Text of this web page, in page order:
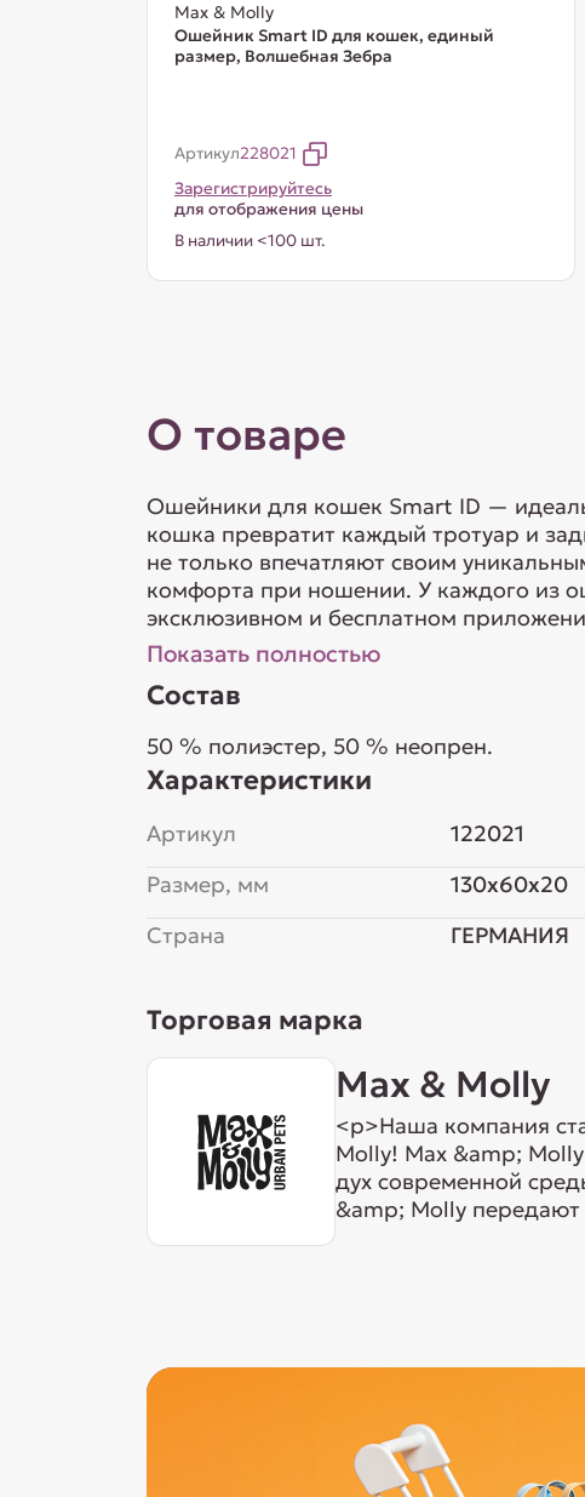
Max & Molly
Ошейник Smart ID для кошек, единый
размер, Волшебная Зебра
Артикул228021
Зарегистрируйтесь
для отображения цены
В наличии <100 шт.
О товаре
Ошейники для кошек Smart ID —
кошка превратит каждый тротуар и
не только впечатляют своим
комфорта при ношении. У каждого из
эксклюзивном и бесплатном
Показать полностью
Состав
50 % полиэстер, 50 % неопрен.
Характеристики
Артикул
122021
Размер, мм
130x60x20
Страна
ГЕРМАНИЯ
Торговая марка
Max & Molly
<p>Наша компания
Molly! Max &amp;
дух современной
&amp; Molly передают